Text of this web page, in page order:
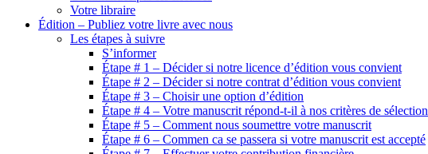
Votre libraire
Édition – Publiez votre livre avec nous
Les étapes à suivre
S’informer
Étape # 1 – Décider si notre licence d’édition vous convient
Étape # 2 – Décider si notre contrat d’édition vous convient
Étape # 3 – Choisir une option d’édition
Étape # 4 – Votre manuscrit répond-t-il à nos critères de sélection
Étape # 5 – Comment nous soumettre votre manuscrit
Étape # 6 – Commen ca se passera si votre manuscrit est accepté